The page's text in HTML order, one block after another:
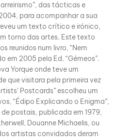
das tácticas e
para acompanhar a sua
um texto crítico e irónico,
torno das artes. Este texto
reunidos num livro, “Nem
em 2005 pela Ed. “Gémeos”.
Yorque onde teve um
que visitara pela primeira vez
Postcards” escolheu um
“Édipo Explicando o Enigma”,
postais, publicada em 1979,
Douanne Michaelis, ou
artistas convidados deram